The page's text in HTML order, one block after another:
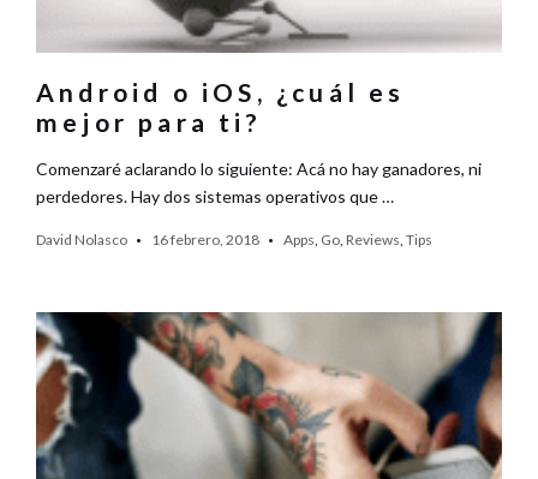
Android o iOS, ¿cuál es
mejor para ti?
Comenzaré aclarando lo siguiente: Acá no hay ganadores, ni
perdedores. Hay dos sistemas operativos que …
David Nolasco 16 febrero, 2018 Apps, Go, Reviews, Tips